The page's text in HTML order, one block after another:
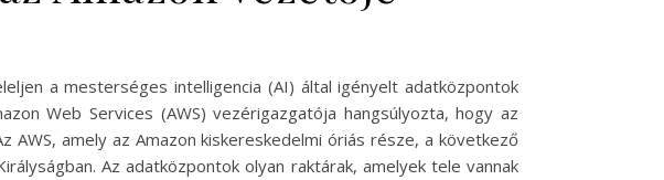
a mesterséges intelligencia (AI) által igényelt adatközpontok
Web Services (AWS) vezérigazgatója hangsúlyozta, hogy az
amely az Amazon kiskereskedelmi óriás része, a következő
Az adatközpontok olyan raktárak, amelyek tele vannak